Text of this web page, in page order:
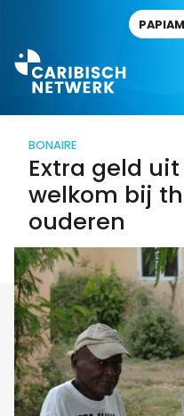
BONAIRE
Extra geld
welkom bij
ouderen